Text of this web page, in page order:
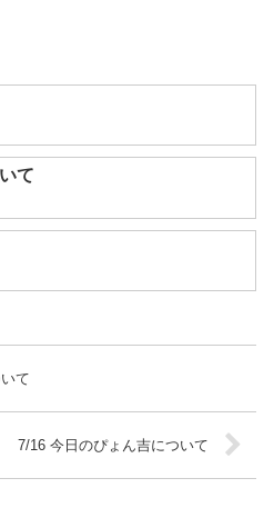
て
て
7/16 今日のぴょん吉について